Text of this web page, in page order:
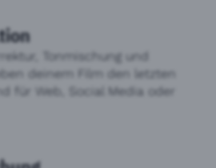
Tonmischung und
deinem Film den letzten
für Web, Social Media oder